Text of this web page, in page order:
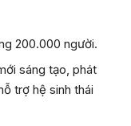
200.000 người.
sáng tạo, phát
trợ hệ sinh thái